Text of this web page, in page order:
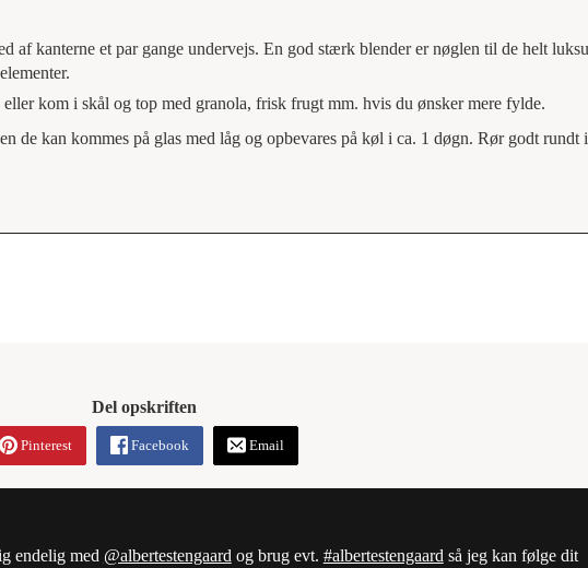
af kanterne et par gange undervejs. En god stærk blender er nøglen til de helt
kom i skål og top med granola, frisk frugt mm. hvis du ønsker mere fylde.
de kan kommes på glas med låg og opbevares på køl i ca. 1 døgn. Rør godt rundt
Del opskriften
Pinterest Facebook Email
endelig med @albertestengaard og brug evt. #albertestengaard så jeg kan følge dit